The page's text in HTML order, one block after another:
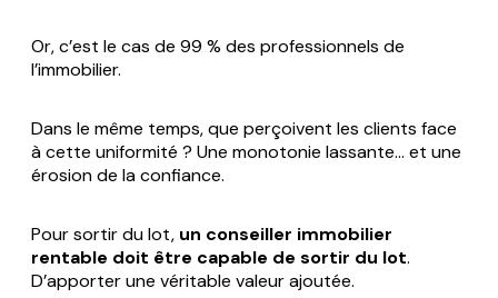
Or, c’est le cas de 99 % des professionnels de
l’immobilier.
Dans le même temps, que perçoivent les clients face
à cette uniformité ? Une monotonie lassante… et une
érosion de la confiance.
Pour sortir du lot, un conseiller immobilier
rentable doit être capable de sortir du lot.
D’apporter une véritable valeur ajoutée.